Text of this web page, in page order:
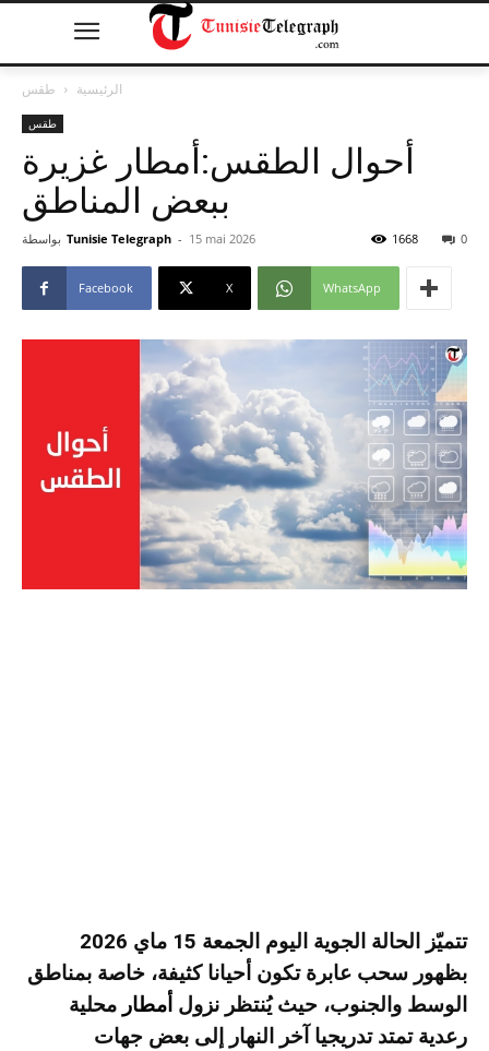
الرئيسية طقس
طقس
أحوال الطقس:أمطار غزيرة
ببعض المناطق
بواسطة Tunisie Telegraph - 15 mai 2026 0
1668
Facebook X WhatsApp
تتميّز الحالة الجوية اليوم الجمعة 15 ماي 2026
بظهور سحب عابرة تكون أحيانا كثيفة، خاصة بمناطق
الوسط والجنوب، حيث يُنتظر نزول أمطار محلية
رعدية تمتد تدريجيا آخر النهار إلى بعض جهات